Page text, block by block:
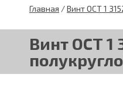
Главная /Винт ОСТ 1
Винт ОСТ 1